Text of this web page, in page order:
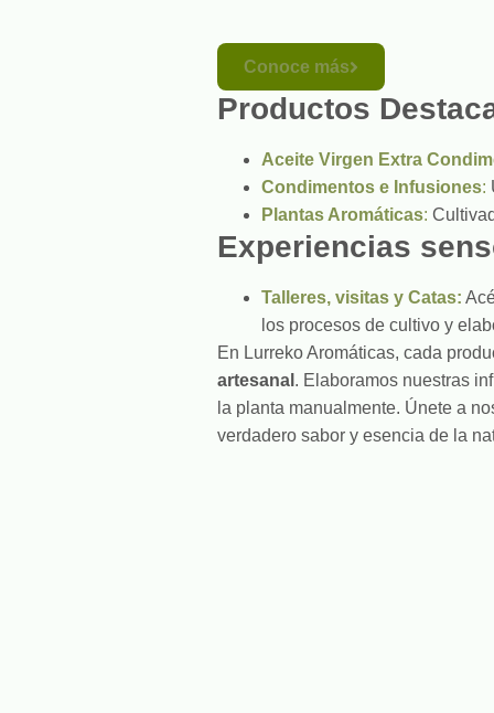
Conoce más
Productos
Aceite Virgen Extra
Condimentos e Infusiones:
Plantas Aromáticas:
Experiencias
Talleres, visitas y Catas:
los procesos de cultivo y
En Lurreko Aromáticas, cada
artesanal . Elaboramos nuestras
la planta manualmente. Únete a
verdadero sabor y esencia de la